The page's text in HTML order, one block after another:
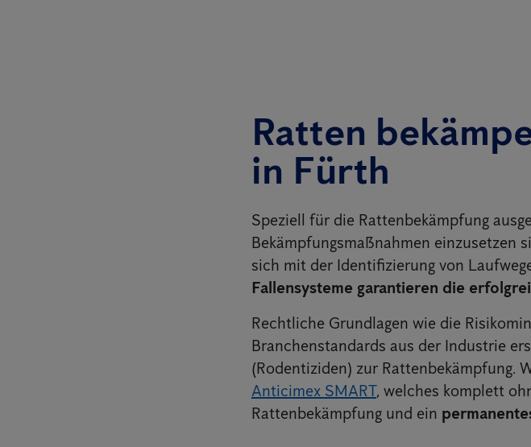
Ratten
in Fürth
Speziell für die Rattenbekämpfung
Bekämpfungsmaßnahmen einzusetzen
sich mit der Identifizierung von
Fallensysteme garantieren die
Rechtliche Grundlagen wie die
Branchenstandards aus der Industrie
(Rodentiziden) zur Rattenbekämpfung.
Anticimex SMART, welches komplett
Rattenbekämpfung und ein